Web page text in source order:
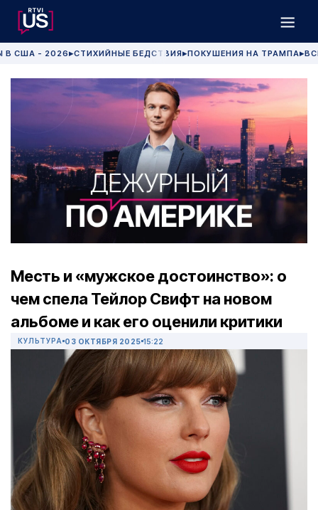
В США - 2026 ▶СТИХИЙНЫЕ БЕДСТВИЯ▶ПОКУШЕНИЯ НА ТРАМПА▶
Месть и «мужское достоинство»: о
чем спела Тейлор Свифт на новом
альбоме и как его оценили критики
КУЛЬТУРА 03 ОКТЯБРЯ 2025 15:22